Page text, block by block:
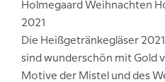
Holmegaard Weihnachten
2021
Die Heißgetränkegläser
sind wunderschön mit Gold
Motive der Mistel und des